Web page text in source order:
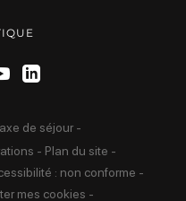
nous sur Facebook
nous sur
Suivez-nous sur
Suivez-nous sur
de séjour -
- Plan du site -
: non conforme -
mes cookies -